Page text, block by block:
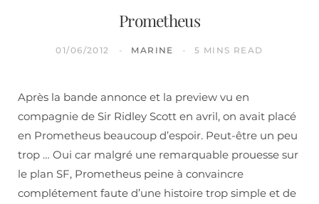
Prometheus
01/06/2012 MARINE 5 MINS READ
Après la bande annonce et la preview vu en
compagnie de Sir Ridley Scott en avril, on avait placé
en Prometheus beaucoup d’espoir. Peut-être un peu
trop … Oui car malgré une remarquable prouesse sur
le plan SF, Prometheus peine à convaincre
complétement faute d’une histoire trop simple et de